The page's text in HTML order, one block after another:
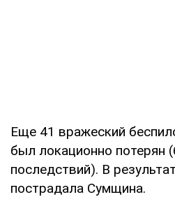
Еще 41 вражеский
был локационно потерян
последствий). В
пострадала Сумщина.